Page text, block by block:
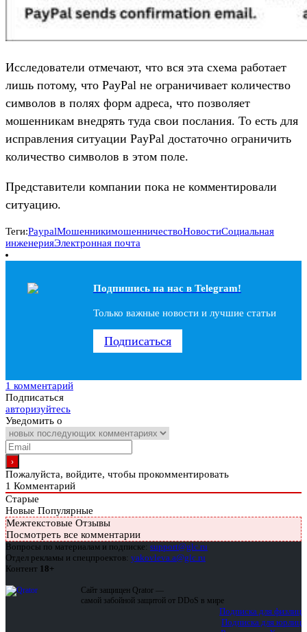
Исследователи отмечают, что вся эта схема работает
лишь потому, что PayPal не ограничивает количество
символов в полях форм адреса, что позволяет
мошенникам внедрять туда свои послания. То есть для
исправления ситуации PayPal достаточно ограничить
количество символов в этом поле.
Представители компании пока не комментировали
ситуацию.
Теги:PaypalМошенникимошенничествоНовостиСоциальная
инженерияЭлектронная почта
Подпишись на наc в Telegram!
Только важные новости и лучшие статьи
Подписаться
1 комментарий
Подписаться
авторизуйтесь
Уведомить о
Пожалуйста, войдите, чтобы прокомментировать
1 Комментарий
Старые
Новые Популярные
Межтекстовые Отзывы
Посмотреть все комментарии
Вопросы по материалам и подписке: support@glc.ru
Отдел рекламы и спецпроектов: yakovleva.a@glc.ru
Контент 18+
Сайт защищен Qrator —
самой забойной защитой от DDoS в мире
Подписка для физлиц
Подписка для юрлиц